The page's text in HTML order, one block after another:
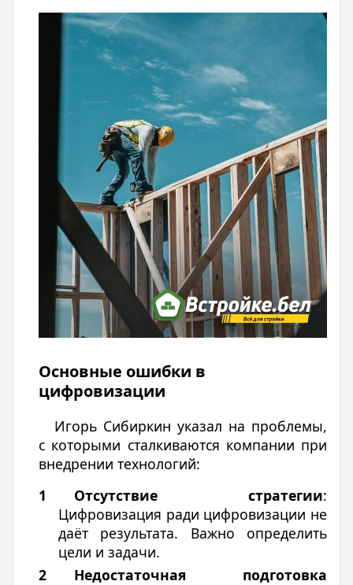
Основные ошибки в
цифровизации
Игорь Сибиркин указал на проблемы,
с которыми сталкиваются компании при
внедрении технологий:
Отсутствие стратегии:
Цифровизация ради цифровизации не
даёт результата. Важно определить
цели и задачи.
Недостаточная подготовка